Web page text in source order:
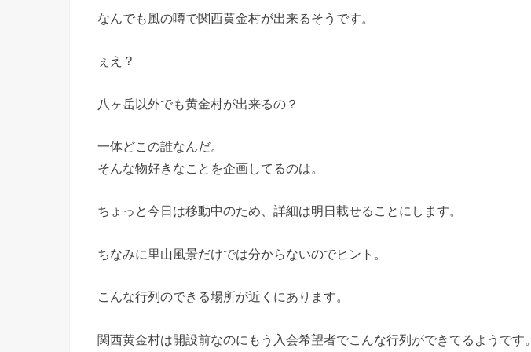
なんでも風の噂で関西黄金村が出来るそうです。
ぇえ？
八ヶ岳以外でも黄金村が出来るの？
一体どこの誰なんだ。
そんな物好きなことを企画してるのは。
ちょっと今日は移動中のため、詳細は明日載せることにします。
ちなみに里山風景だけでは分からないのでヒント。
こんな行列のできる場所が近くにあります。
関西黄金村は開設前なのにもう入会希望者でこんな行列ができてるようです。